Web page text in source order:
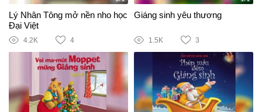
Lý Nhân Tông mở nền nho học
Đại Việt
4.2K 4
Giáng sinh yêu thương
1.5K 3